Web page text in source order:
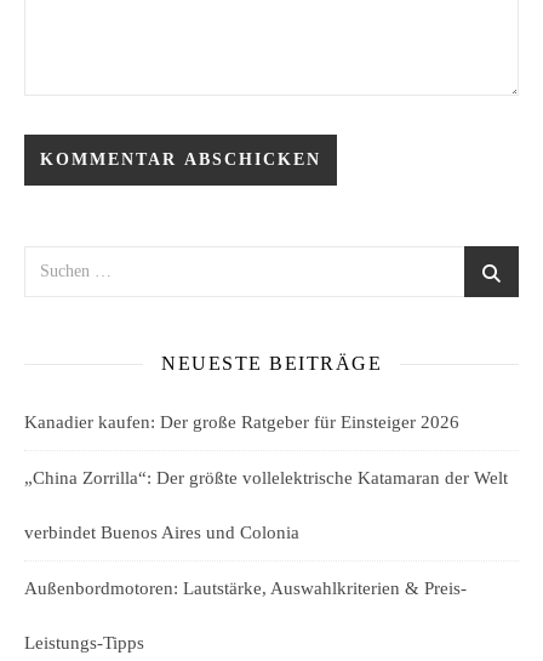
NEUESTE BEITRÄGE
Kanadier kaufen: Der große Ratgeber für Einsteiger 2026
„China Zorrilla“: Der größte vollelektrische Katamaran der Welt
verbindet Buenos Aires und Colonia
Außenbordmotoren: Lautstärke, Auswahlkriterien & Preis-
Leistungs-Tipps